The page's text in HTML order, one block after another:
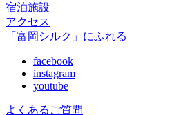
宿泊施設
アクセス
「富岡シルク」にふれる
facebook
instagram
youtube
よくあるご質問